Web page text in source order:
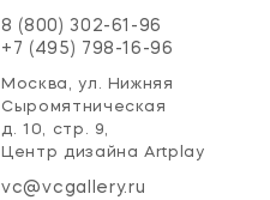
8 (800) 302-61-96
+7 (495) 798-16-96
Москва, ул. Нижняя
Сыромятническая
д. 10, стр. 9,
Центр дизайна Artplay
vc@vcgallery.ru